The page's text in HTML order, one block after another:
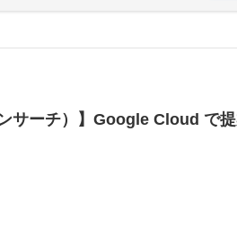
サーチ）】Google Cloud で